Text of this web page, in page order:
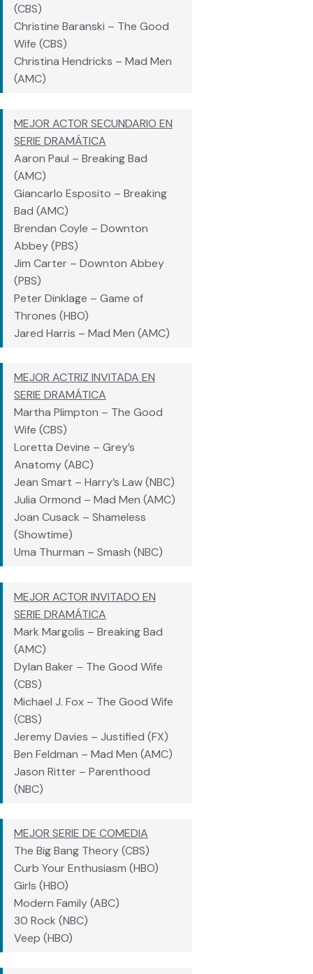
(CBS)
Christine Baranski – The Good
Wife (CBS)
Christina Hendricks – Mad Men
(AMC)
MEJOR ACTOR SECUNDARIO EN
SERIE DRAMÁTICA
Aaron Paul – Breaking Bad
(AMC)
Giancarlo Esposito – Breaking
Bad (AMC)
Brendan Coyle – Downton
Abbey (PBS)
Jim Carter – Downton Abbey
(PBS)
Peter Dinklage – Game of
Thrones (HBO)
Jared Harris – Mad Men (AMC)
MEJOR ACTRIZ INVITADA EN
SERIE DRAMÁTICA
Martha Plimpton – The Good
Wife (CBS)
Loretta Devine – Grey’s
Anatomy (ABC)
Jean Smart – Harry’s Law (NBC)
Julia Ormond – Mad Men (AMC)
Joan Cusack – Shameless
(Showtime)
Uma Thurman – Smash (NBC)
MEJOR ACTOR INVITADO EN
SERIE DRAMÁTICA
Mark Margolis – Breaking Bad
(AMC)
Dylan Baker – The Good Wife
(CBS)
Michael J. Fox – The Good Wife
(CBS)
Jeremy Davies – Justified (FX)
Ben Feldman – Mad Men (AMC)
Jason Ritter – Parenthood
(NBC)
MEJOR SERIE DE COMEDIA
The Big Bang Theory (CBS)
Curb Your Enthusiasm (HBO)
Girls (HBO)
Modern Family (ABC)
30 Rock (NBC)
Veep (HBO)